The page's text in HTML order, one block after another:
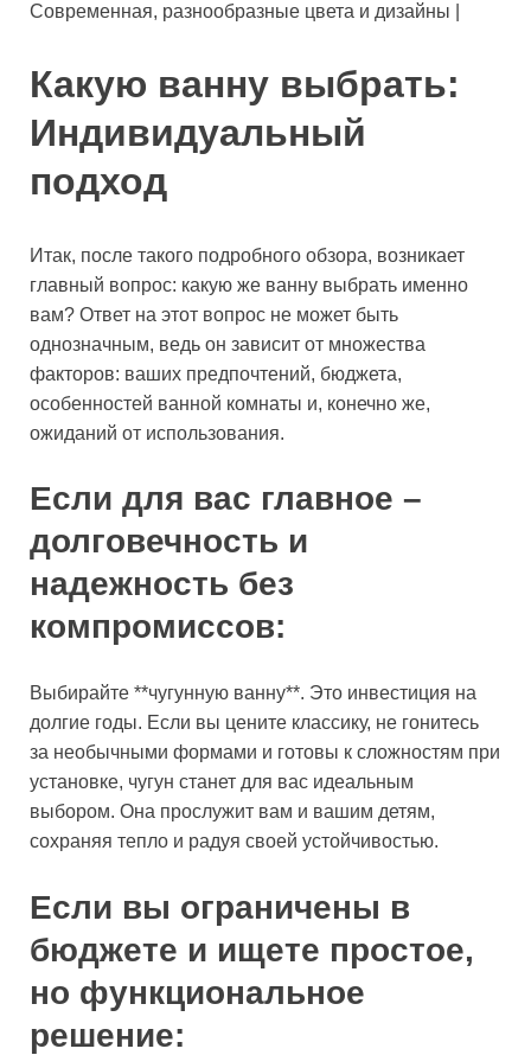
Современная, разнообразные цвета и дизайны |
Какую ванну выбрать:
Индивидуальный
подход
Итак, после такого подробного обзора, возникает
главный вопрос: какую же ванну выбрать именно
вам? Ответ на этот вопрос не может быть
однозначным, ведь он зависит от множества
факторов: ваших предпочтений, бюджета,
особенностей ванной комнаты и, конечно же,
ожиданий от использования.
Если для вас главное –
долговечность и
надежность без
компромиссов:
Выбирайте **чугунную ванну**. Это инвестиция на
долгие годы. Если вы цените классику, не гонитесь
за необычными формами и готовы к сложностям при
установке, чугун станет для вас идеальным
выбором. Она прослужит вам и вашим детям,
сохраняя тепло и радуя своей устойчивостью.
Если вы ограничены в
бюджете и ищете простое,
но функциональное
решение: